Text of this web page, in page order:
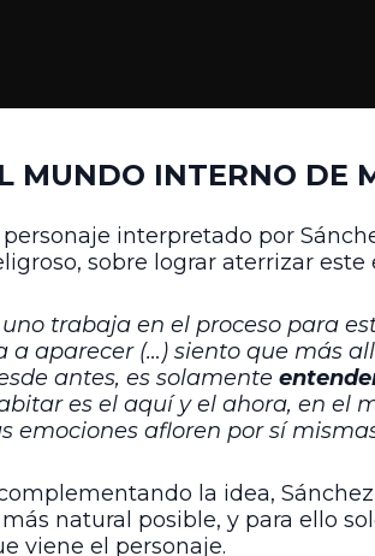
MUNDO INTERNO DE
personaje interpretado por
sobre lograr aterrizar
trabaja en el proceso para
a aparecer (…) siento que más
antes, es solamente
es el aquí y el ahora, en el
emociones afloren por sí
la idea,
natural posible, y para ello
viene el personaje.